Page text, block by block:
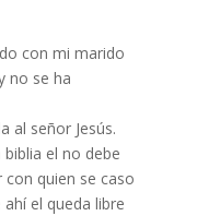
con mi marido
no se ha
al señor Jesús.
el no debe
quien se caso
el queda libre